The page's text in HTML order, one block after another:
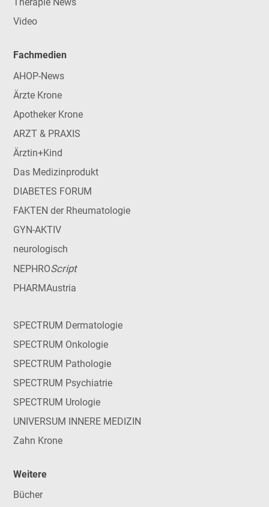
Video
Fachmedien
AHOP-News
Ärzte Krone
Apotheker Krone
ARZT & PRAXIS
Ärztin+Kind
Das Medizinprodukt
DIABETES FORUM
FAKTEN der Rheumatologie
GYN-AKTIV
neurologisch
NEPHROScript
PHARMAustria
SPECTRUM Dermatologie
SPECTRUM Onkologie
SPECTRUM Pathologie
SPECTRUM Psychiatrie
SPECTRUM Urologie
UNIVERSUM INNERE MEDIZIN
Zahn Krone
Weitere
Bücher